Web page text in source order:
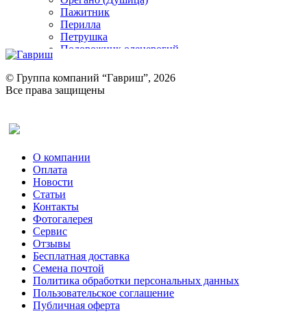
Пажитник
Перилла
Петрушка
Подорожник оленерогий
Ревень
Рукола
Рута
Тмин
Трава для чая
Туласи
Укроп
Фенхель пряный
Хризантема овощная
Цикорий пряный
Цикорий салатный (Витлуф)
Черемша
Шпинат
Щавель
Эндивий
Эстрагон
© Группа компаний “Гавриш”, 2026
Все права защищены
О компании
Оплата
Новости
Статьи
Контакты
Фотогалерея​
Сервис
Отзывы
Бесплатная доставка
Семена почтой
Политика обработки персональных данных
Пользовательское соглашение
Публичная оферта